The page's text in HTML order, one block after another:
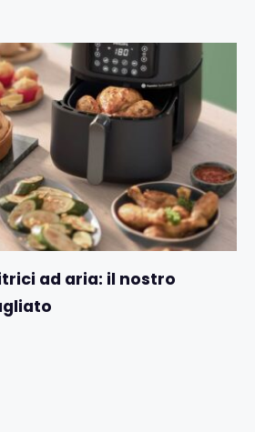
ad aria: il nostro